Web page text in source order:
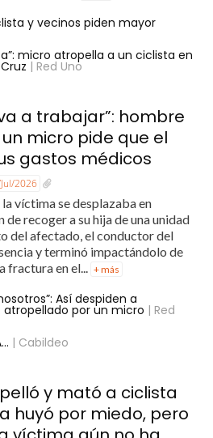
y vecinos piden mayor
micro atropella a un ciclista en
| Red Uno
a trabajar”: hombre
micro pide que el
gastos médicos
2026
víctima se desplazaba en
recoger a su hija de una unidad
del afectado, el conductor del
y terminó impactándolo de
en el...
+ más
Así despiden a
atropellado por un micro | Red
| Cabildeo
y mató a ciclista
huyó por miedo, pero